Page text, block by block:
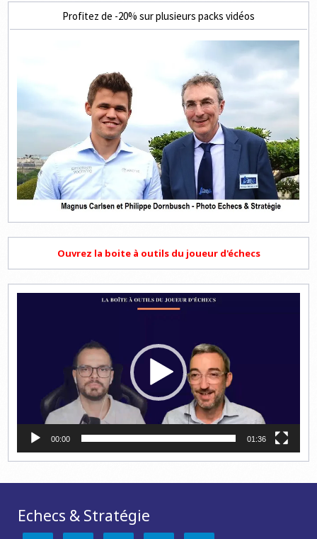
Profitez de -20% sur plusieurs packs vidéos
Ouvrez la boite à outils du joueur d'échecs
00:00 01:36
Echecs & Stratégie